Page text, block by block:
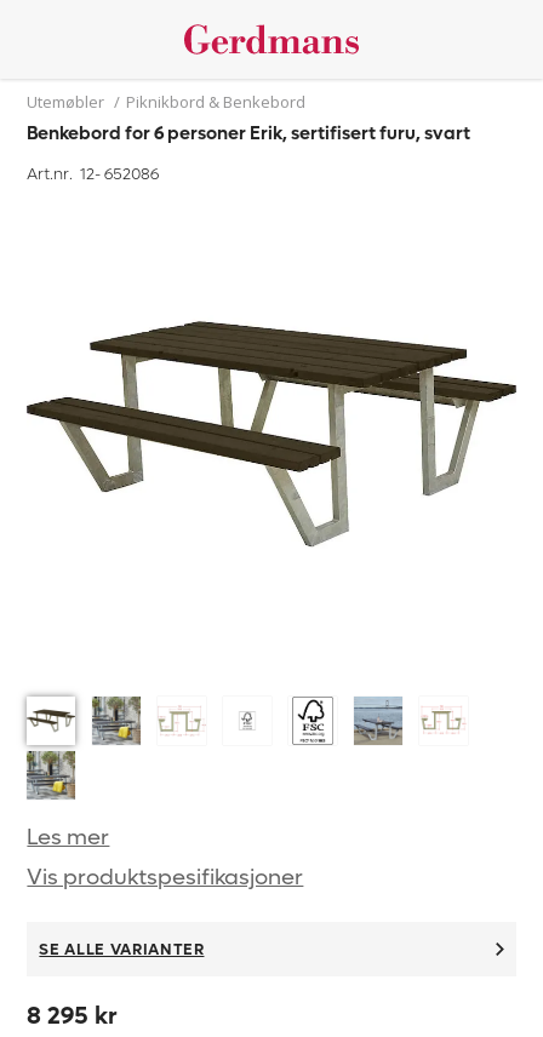
Utemøbler / Piknikbord & Benkebord
Benkebord for 6 personer Erik, sertifisert furu, svart
Art.nr. 12-652086
Les mer
Vis produktspesifikasjoner
SE ALLE VARIANTER
8 295 kr